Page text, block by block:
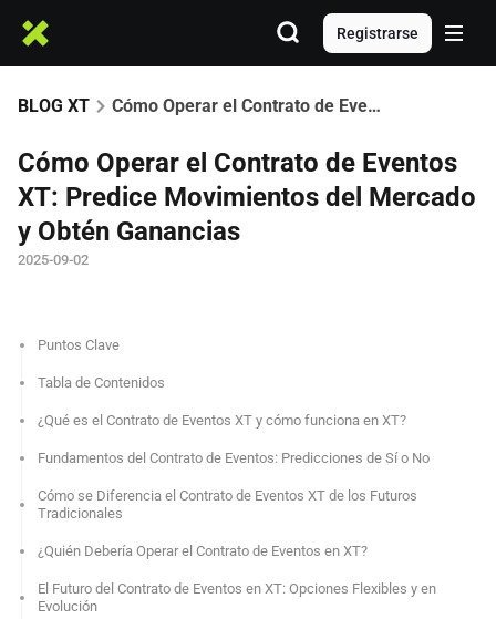
Registrarse
BLOG XT Cómo Operar el Contrato de Eventos XT: Predice Movimientos del Mercado y Obtén Ganancias
Cómo Operar el Contrato de Eventos
XT: Predice Movimientos del Mercado
y Obtén Ganancias
2025-09-02
Puntos Clave
Tabla de Contenidos
¿Qué es el Contrato de Eventos XT y cómo funciona en XT?
Fundamentos del Contrato de Eventos: Predicciones de Sí o No
Cómo se Diferencia el Contrato de Eventos XT de los Futuros
Tradicionales
¿Quién Debería Operar el Contrato de Eventos en XT?
El Futuro del Contrato de Eventos en XT: Opciones Flexibles y en
Evolución